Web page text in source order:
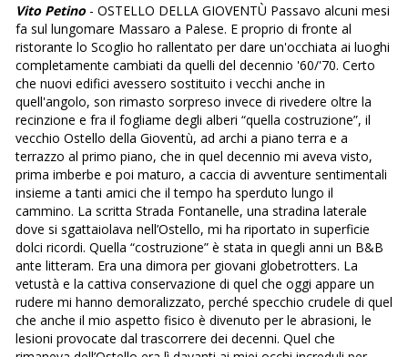
Vito Petino- OSTELLO DELLA GIOVENTÙ Passavo alcuni mesi
fa sul lungomare Massaro a Palese. E proprio di fronte al
ristorante lo Scoglio ho rallentato per dare un'occhiata ai luoghi
completamente cambiati da quelli del decennio '60/'70. Certo
che nuovi edifici avessero sostituito i vecchi anche in
quell'angolo, son rimasto sorpreso invece di rivedere oltre la
recinzione e fra il fogliame degli alberi “quella costruzione”, il
vecchio Ostello della Gioventù, ad archi a piano terra e a
terrazzo al primo piano, che in quel decennio mi aveva visto,
prima imberbe e poi maturo, a caccia di avventure sentimentali
insieme a tanti amici che il tempo ha sperduto lungo il
cammino. La scritta Strada Fontanelle, una stradina laterale
dove si sgattaiolava nell’Ostello, mi ha riportato in superficie
dolci ricordi. Quella “costruzione” è stata in quegli anni un B&B
ante litteram. Era una dimora per giovani globetrotters. La
vetustà e la cattiva conservazione di quel che oggi appare un
rudere mi hanno demoralizzato, perché specchio crudele di quel
che anche il mio aspetto fisico è divenuto per le abrasioni, le
lesioni provocate dal trascorrere dei decenni. Quel che